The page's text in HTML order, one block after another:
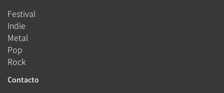
Festival
Indie
Metal
Pop
Rock
Contacto